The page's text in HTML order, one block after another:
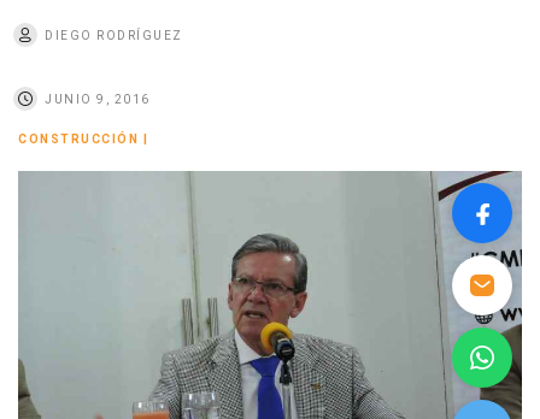
DIEGO RODRÍGUEZ
JUNIO 9, 2016
CONSTRUCCIÓN